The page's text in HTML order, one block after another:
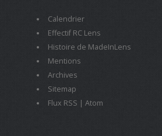
Calendrier
Effectif RC Lens
Histoire de MadeInLens
Mentions
Archives
Sitemap
Flux RSS | Atom